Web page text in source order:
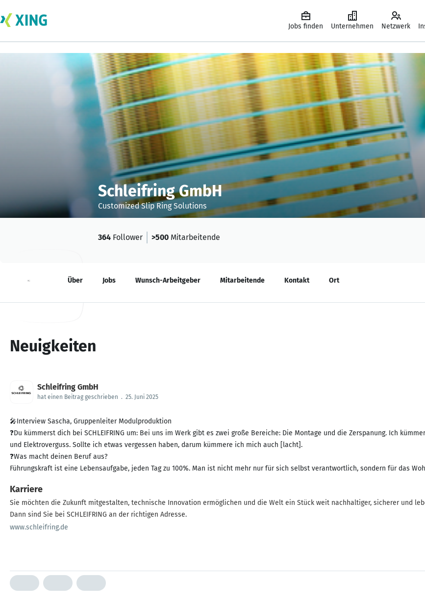
Jobs finden Unternehmen Netzwerk
Schleifring GmbH
Customized Slip Ring Solutions
364 Follower >500 Mitarbeitende
Neuigkeiten Über Jobs Wunsch-Arbeitgeber Mitarbeitende Kontakt Ort
Neuigkeiten
Schleifring GmbH
hat einen Beitrag geschrieben . 25. Juni 2025
🎤Interview Sascha, Gruppenleiter Modulproduktion
❓Du kümmerst dich bei SCHLEIFRING um: Bei uns im Werk gibt es zwei große Bereiche: Die Montage und die Zerspanung. Ich
und Elektroverguss. Sollte ich etwas vergessen haben, darum kümmere ich mich auch [lacht].
❓Was macht deinen Beruf aus?
Führungskraft ist eine Lebensaufgabe, jeden Tag zu 100%. Man ist nicht mehr nur für sich selbst verantwortlich, sondern für das
Karriere
Sie möchten die Zukunft mitgestalten, technische Innovation ermöglichen und die Welt ein Stück weit nachhaltiger, sicherer und
Dann sind Sie bei SCHLEIFRING an der richtigen Adresse.
www.schleifring.de